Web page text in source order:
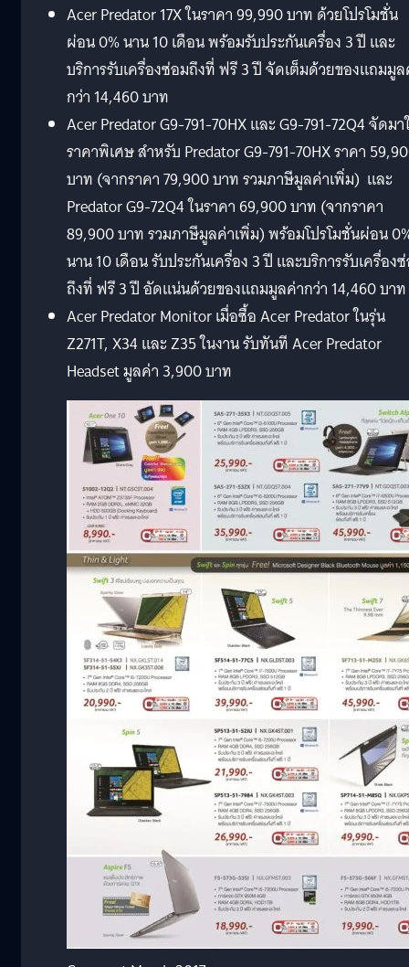
Acer Predator 17X ในราคา 99,990 บาท ด้วยโปรโมชั่น
ผ่อน 0% นาน 10 เดือน พร้อมรับประกันเครื่อง 3 ปี และ
บริการรับเครื่องซ่อมถึงที่ ฟรี 3 ปี จัดเต็มด้วยของแถมมู
กว่า 14,460 บาท
Acer Predator G9-791-70HX และ G9-791-72Q4 จัดมา
ราคาพิเศษ สำหรับ Predator G9-791-70HX ราคา
บาท (จากราคา 79,900 บาท รวมภาษีมูลค่าเพิ่ม) และ
Predator G9-72Q4 ในราคา 69,900 บาท (จากราคา
89,900 บาท รวมภาษีมูลค่าเพิ่ม) พร้อมโปรโมชั่นผ่อน
นาน 10 เดือน รับประกันเครื่อง 3 ปี และบริการรับเครื่อง
ถึงที่ ฟรี 3 ปี อัดแน่นด้วยของแถมมูลค่ากว่า 14,460 บาท
Acer Predator Monitor เมื่อซื้อ Acer Predator ในรุ่น
Z271T, X34 และ Z35 ในงาน รับทันที Acer Predator
Headset มูลค่า 3,900 บาท